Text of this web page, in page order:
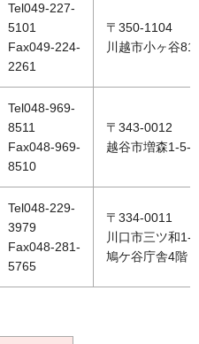
Tel049-227-
5101
Fax049-224-
2261
〒350-1104
川越市小ヶ谷
Tel048-969-
8511
Fax048-969-
8510
〒343-0012
越谷市増森1-5-1
Tel048-229-
3979
Fax048-281-
5765
〒334-0011
川口市三ツ和1-
鳩ケ谷庁舎4階